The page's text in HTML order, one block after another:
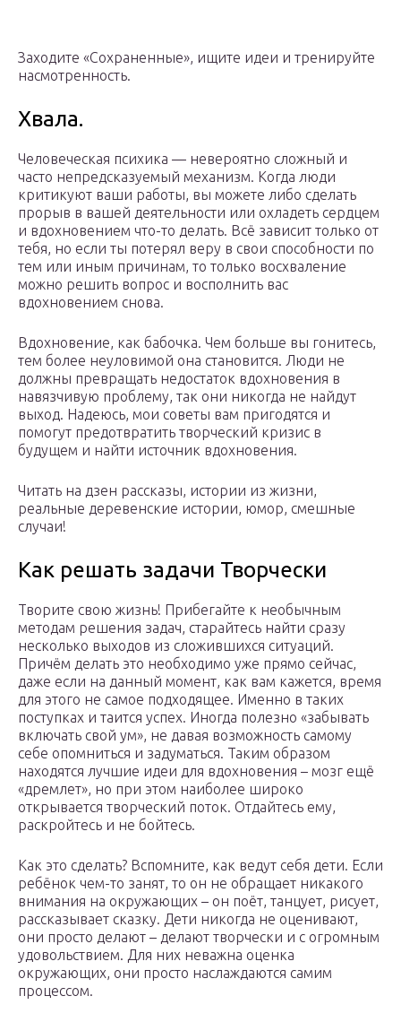
Заходите «Сохраненные», ищите идеи и тренируйте
насмотренность.
Хвала.
Человеческая психика — невероятно сложный и
часто непредсказуемый механизм. Когда люди
критикуют ваши работы, вы можете либо сделать
прорыв в вашей деятельности или охладеть сердцем
и вдохновением что-то делать. Всё зависит только от
тебя, но если ты потерял веру в свои способности по
тем или иным причинам, то только восхваление
можно решить вопрос и восполнить вас
вдохновением снова.
Вдохновение, как бабочка. Чем больше вы гонитесь,
тем более неуловимой она становится. Люди не
должны превращать недостаток вдохновения в
навязчивую проблему, так они никогда не найдут
выход. Надеюсь, мои советы вам пригодятся и
помогут предотвратить творческий кризис в
будущем и найти источник вдохновения.
Читать на дзен рассказы, истории из жизни,
реальные деревенские истории, юмор, смешные
случаи!
Как решать задачи Творчески
Творите свою жизнь! Прибегайте к необычным
методам решения задач, старайтесь найти сразу
несколько выходов из сложившихся ситуаций.
Причём делать это необходимо уже прямо сейчас,
даже если на данный момент, как вам кажется, время
для этого не самое подходящее. Именно в таких
поступках и таится успех. Иногда полезно «забывать
включать свой ум», не давая возможность самому
себе опомниться и задуматься. Таким образом
находятся лучшие идеи для вдохновения – мозг ещё
«дремлет», но при этом наиболее широко
открывается творческий поток. Отдайтесь ему,
раскройтесь и не бойтесь.
Как это сделать? Вспомните, как ведут себя дети. Если
ребёнок чем-то занят, то он не обращает никакого
внимания на окружающих – он поёт, танцует, рисует,
рассказывает сказку. Дети никогда не оценивают,
они просто делают – делают творчески и с огромным
удовольствием. Для них неважна оценка
окружающих, они просто наслаждаются самим
процессом.